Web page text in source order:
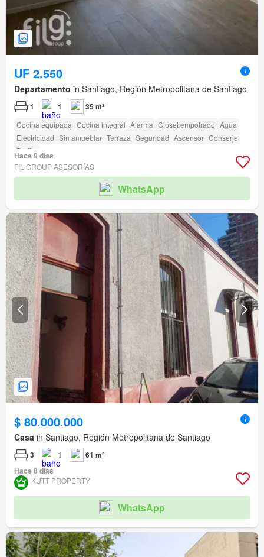
UF 2.550
Departamento in Santiago, Región Metropolitana de Santiago
1 1 35 m²
Cocina equipada Cocina integral Alarma Closet empotrado Agua
Electricidad Sin amueblar Terraza Seguridad Ascensor Conserje
Parilla
Hace 9 días
FIL GROUP ASESORÍAS
WhatsApp
$ 80.000.000
Casa in Santiago, Región Metropolitana de Santiago
3 1
61 m²
Hace 8 días
KUTT PROPERTY
WhatsApp